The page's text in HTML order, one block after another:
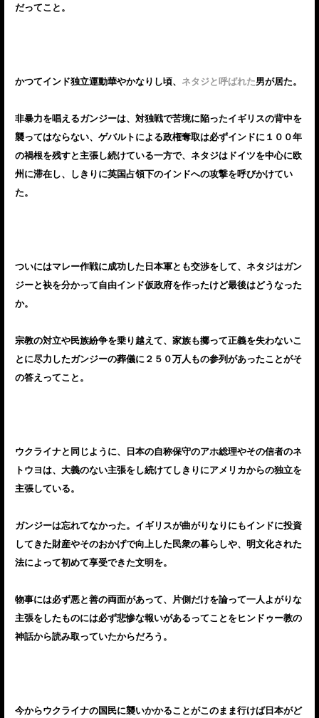
だってこと。
かつてインド独立運動華やかなりし頃、 ネタジと呼ばれた男が居た。
非暴力を唱えるガンジーは、対独戦で苦境に陥ったイギリスの背中を
襲ってはならない、ゲバルトによる政権奪取は必ずインドに１００年
の禍根を残すと主張し続けている一方で、ネタジはドイツを中心に欧
州に滞在し、しきりに英国占領下のインドへの攻撃を呼びかけてい
た。
ついにはマレー作戦に成功した日本軍とも交渉をして、ネタジはガン
ジーと袂を分かって自由インド仮政府を作ったけど最後はどうなった
か。
宗教の対立や民族紛争を乗り越えて、家族も擲って正義を失わないこ
とに尽力したガンジーの葬儀に２５０万人もの参列があったことがそ
の答えってこと。
ウクライナと同じように、日本の自称保守のアホ総理やその信者のネ
トウヨは、大義のない主張をし続けてしきりにアメリカからの独立を
主張している。
ガンジーは忘れてなかった。イギリスが曲がりなりにもインドに投資
してきた財産やそのおかげで向上した民衆の暮らしや、明文化された
法によって初めて享受できた文明を。
物事には必ず悪と善の両面があって、片側だけを論って一人よがりな
主張をしたものには必ず悲惨な報いがあるってことをヒンドゥー教の
神話から読み取っていたからだろう。
今からウクライナの国民に襲いかかることがこのまま行けば日本がど